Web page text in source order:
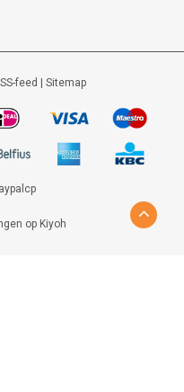
feed Sitemap
op Kiyoh